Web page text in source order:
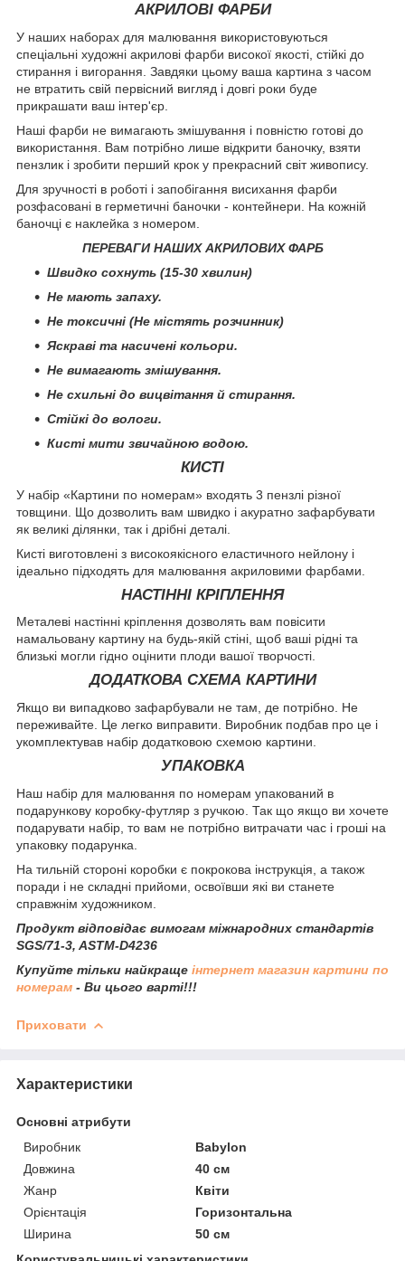
АКРИЛОВІ ФАРБИ
У наших наборах для малювання використовуються
спеціальні художні акрилові фарби високої якості, стійкі до
стирання і вигорання. Завдяки цьому ваша картина з часом
не втратить свій первісний вигляд і довгі роки буде
прикрашати ваш інтер'єр.
Наші фарби не вимагають змішування і повністю готові до
використання. Вам потрібно лише відкрити баночку, взяти
пензлик і зробити перший крок у прекрасний світ живопису.
Для зручності в роботі і запобігання висихання фарби
розфасовані в герметичні баночки - контейнери. На кожній
баночці є наклейка з номером.
ПЕРЕВАГИ НАШИХ АКРИЛОВИХ ФАРБ
Швидко сохнуть (15-30 хвилин)
Не мають запаху.
Не токсичні (Не містять розчинник)
Яскраві та насичені кольори.
Не вимагають змішування.
Не схильні до вицвітання й стирання.
Стійкі до вологи.
Кисті мити звичайною водою.
КИСТІ
У набір «Картини по номерам» входять 3 пензлі різної
товщини. Що дозволить вам швидко і акуратно зафарбувати
як великі ділянки, так і дрібні деталі.
Кисті виготовлені з високоякісного еластичного нейлону і
ідеально підходять для малювання акриловими фарбами.
НАСТІННІ КРІПЛЕННЯ
Металеві настінні кріплення дозволять вам повісити
намальовану картину на будь-якій стіні, щоб ваші рідні та
близькі могли гідно оцінити плоди вашої творчості.
ДОДАТКОВА СХЕМА КАРТИНИ
Якщо ви випадково зафарбували не там, де потрібно. Не
переживайте. Це легко виправити. Виробник подбав про це і
укомплектував набір додатковою схемою картини.
УПАКОВКА
Наш набір для малювання по номерам упакований в
подарункову коробку-футляр з ручкою. Так що якщо ви хочете
подарувати набір, то вам не потрібно витрачати час і гроші на
упаковку подарунка.
На тильній стороні коробки є покрокова інструкція, а також
поради і не складні прийоми, освоївши які ви станете
справжнім художником.
Продукт відповідає вимогам міжнародних стандартів
SGS/71-3, ASTM-D4236
Купуйте тільки найкраще інтернет магазин картини по
номерам - Ви цього варті!!!
Приховати
Характеристики
Основні атрибути
Виробник
Babylon
Довжина
40 см
Жанр
Квіти
Орієнтація
Горизонтальна
Ширина
50 см